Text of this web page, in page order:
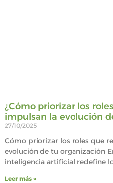
¿Cómo priorizar los
impulsan la evolución
27/10/2025
Cómo priorizar los roles que
evolución de tu organización
inteligencia artificial redefine
Leer más »